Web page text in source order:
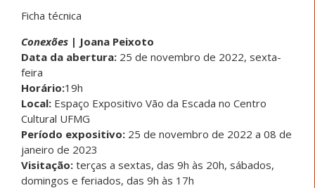
Ficha técnica
Conexões | Joana Peixoto
Data da abertura: 25 de novembro de 2022, sexta-
feira
Horário:19h
Local: Espaço Expositivo Vão da Escada no Centro
Cultural UFMG
Período expositivo: 25 de novembro de 2022 a 08 de
janeiro de 2023
Visitação: terças a sextas, das 9h às 20h, sábados,
domingos e feriados, das 9h às 17h